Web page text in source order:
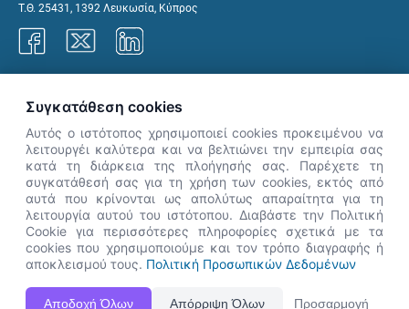
Τ.Θ. 25431, 1392 Λευκωσία, Κύπρος
Η Ιστοσελίδα ΑνΑΔ είναι πλήρως συμβατή με τις νεότερες εκδόσεις, Google Chrome, Mozilla Firefox,
Apple Safari καθώς και Internet Explorer.
👋 Καλώς ήρθες! Είμαι η Νόησις.
Πες μου πώς μπορώ να σε βοηθήσω
σήμερα.
Συγκατάθεση cookies
Αυτός ο ιστότοπος χρησιμοποιεί cookies προκειμένου να
λειτουργέι καλύτερα και να βελτιώνει την εμπειρία σας
κατά τη διάρκεια της πλοήγησής σας. Παρέχετε τη
συγκατάθεσή σας για τη χρήση των cookies, εκτός από
αυτά που κρίνονται ως απολύτως απαραίτητα για τη
λειτουργία αυτού του ιστότοπου. Διαβάστε την Πολιτική
Cookie για περισσότερες πληροφορίες σχετικά με τα
cookies που χρησιμοποιούμε και τον τρόπο διαγραφής ή
αποκλεισμού τους. Πολιτική Προσωπικών Δεδομένων
Αποδοχή Όλων Απόρριψη Όλων Προσαρμογή